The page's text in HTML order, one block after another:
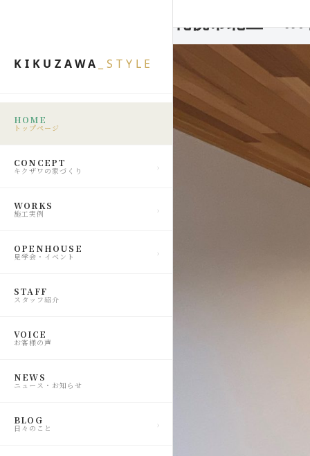
KIKUZAWA _STYLE
HOME
トップページ
CONCEPT
キクザワの家づくり
WORKS
施工実例
OPENHOUSE
見学会・イベント
STAFF
スタッフ紹介
VOICE
お客様の声
NEWS
ニュース・お知らせ
BLOG
日々のこと
札幌市北区 Y.T